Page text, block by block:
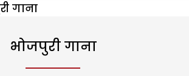
गाना
भोजपुरी गाना